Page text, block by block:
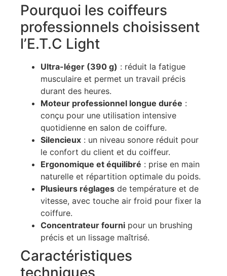
Pourquoi les coiffeurs
professionnels choisissent
l’E.T.C Light
Ultra-léger (390 g) : réduit la fatigue
musculaire et permet un travail précis
durant des heures.
Moteur professionnel longue durée :
conçu pour une utilisation intensive
quotidienne en salon de coiffure.
Silencieux : un niveau sonore réduit pour
le confort du client et du coiffeur.
Ergonomique et équilibré : prise en main
naturelle et répartition optimale du poids.
Plusieurs réglages de température et de
vitesse, avec touche air froid pour fixer la
coiffure.
Concentrateur fourni pour un brushing
précis et un lissage maîtrisé.
Caractéristiques
techniques